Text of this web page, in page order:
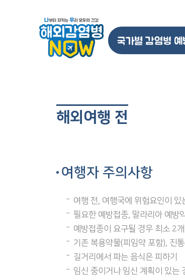
국가별 감염병 예
해외여행 전
여행자 주의사항
여행 전, 여행국에 위험요인이 있
필요한 예방접종, 말라리아 예방
예방접종이 요구될 경우 최소 2
기존 복용약물(피임약 포함), 진
길거리에서 파는 음식은 피하기
임신 중이거나 임신 계획이 있는